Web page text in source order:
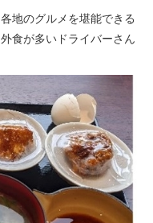
地のグルメを堪能できる
食が多いドライバーさん